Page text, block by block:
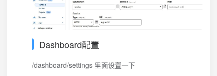
Dashboard配置
/dashboard/settings 里面设置一下